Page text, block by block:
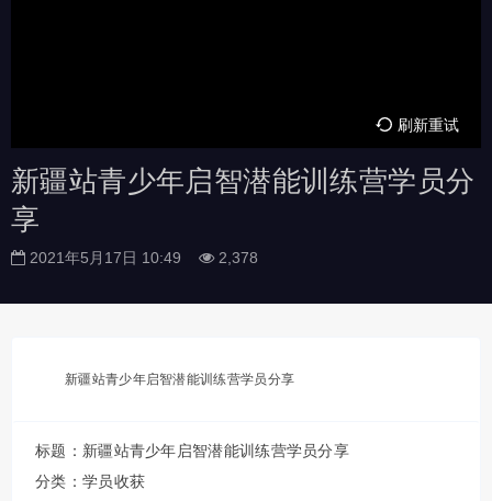
刷新重试
新疆站青少年启智潜能训练营学员分
享
2021年5月17日 10:49 2,378
新疆站青少年启智潜能训练营学员分享
标题：新疆站青少年启智潜能训练营学员分享
分类： 学员收获